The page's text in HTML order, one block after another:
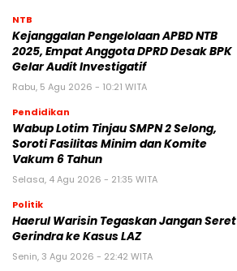
NTB
Kejanggalan Pengelolaan APBD NTB
2025, Empat Anggota DPRD Desak BPK
Gelar Audit Investigatif
Rabu, 5 Agu 2026 - 10:21 WITA
Pendidikan
Wabup Lotim Tinjau SMPN 2 Selong,
Soroti Fasilitas Minim dan Komite
Vakum 6 Tahun
Selasa, 4 Agu 2026 - 21:35 WITA
Politik
Haerul Warisin Tegaskan Jangan Seret
Gerindra ke Kasus LAZ
Senin, 3 Agu 2026 - 22:42 WITA